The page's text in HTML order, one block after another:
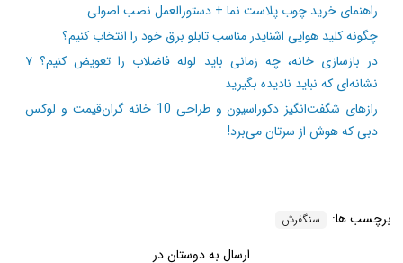
راهنمای خرید چوب پلاست نما + دستورالعمل نصب اصولی
چگونه کلید هوایی اشنایدر مناسب تابلو برق خود را انتخاب کنیم؟
در بازسازی خانه، چه زمانی باید لوله فاضلاب را تعویض کنیم؟ ۷
نشانه‌ای که نباید نادیده بگیرید
رازهای شگفت‌انگیز دکوراسیون و طراحی 10 خانه گران‌قیمت و لوکس
دبی که هوش از سرتان می‌برد!
برچسب ها: سنگفرش
ارسال به دوستان در